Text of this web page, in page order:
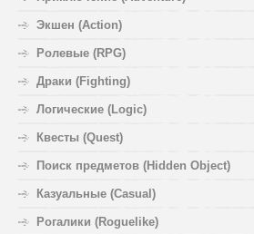
Экшен (Action)
Ролевые (RPG)
Драки (Fighting)
Логические (Logic)
Квесты (Quest)
Поиск предметов (Hidden Object)
Казуальные (Casual)
Рогалики (Roguelike)